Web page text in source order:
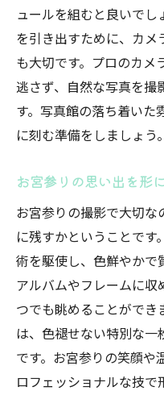
ュールを組むと良いで
を引き出すために、カ
も大切です。プロのカメ
逃さず、自然な写真を撮
す。写真館の落ち着いた
に刻む準備をしましょう。
お宮参りの思い出を形
お宮参りの撮影で大切
に残すかということです
術を駆使し、色鮮やかで
アルバムやフレームに収
つでも眺めることができ
は、色褪せない特別な
です。お宮参りの笑顔や
ロフェッショナルな技